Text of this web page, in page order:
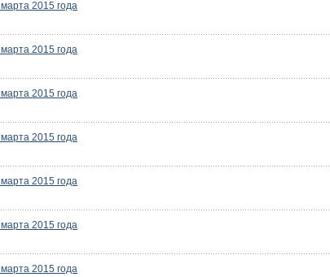
2015 года
2015 года
2015 года
2015 года
2015 года
2015 года
2015 года